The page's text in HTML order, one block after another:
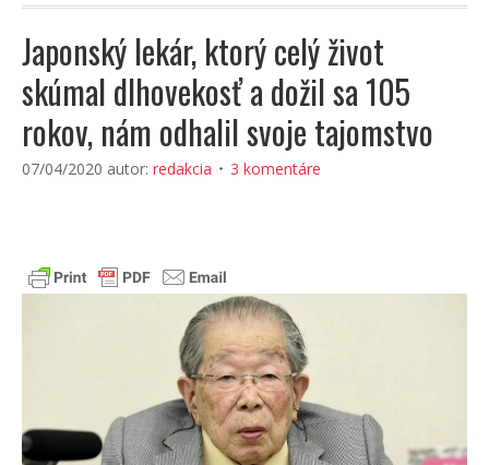
Japonský lekár, ktorý celý život
skúmal dlhovekosť a dožil sa 105
rokov, nám odhalil svoje tajomstvo
07/04/2020 autor: redakcia 3 komentáre